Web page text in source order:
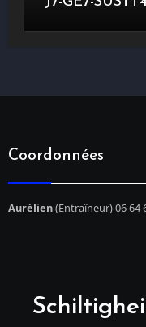
Coordonnées
Aurélien(Entraîneur) 06 64